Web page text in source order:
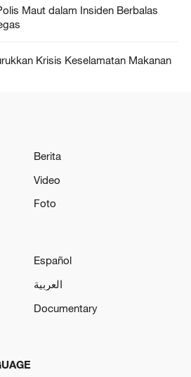
Maut dalam Insiden Berbalas
Krisis Keselamatan Makanan
Berita
Video
Foto
Español
العربية
Documentary